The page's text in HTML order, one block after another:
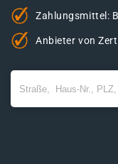
Zahlungsmittel:
Anbieter von